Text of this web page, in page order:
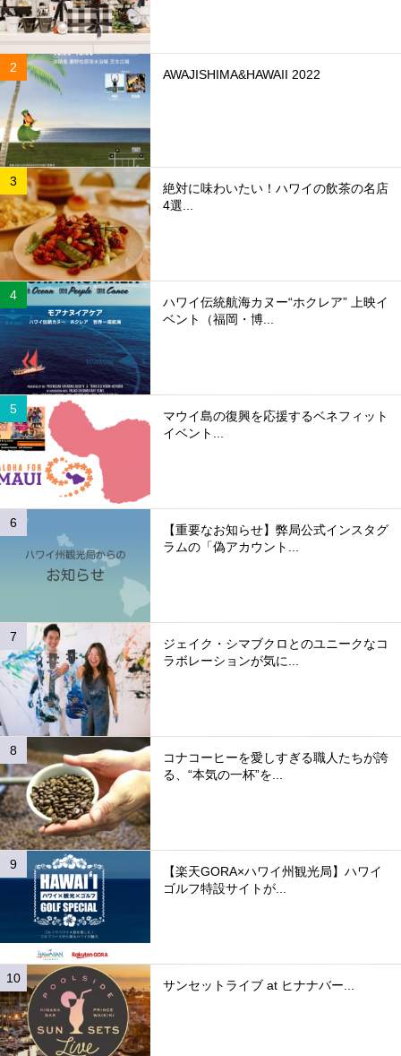
AWAJISHIMA&HAWAII 2022
絶対に味わいたい！ハワイの飲茶の名店
4選...
ハワイ伝統航海カヌー“ホクレア” 上映イ
ベント（福岡・博...
マウイ島の復興を応援するベネフィット
イベント...
【重要なお知らせ】弊局公式インスタグ
ラムの「偽アカウント...
ジェイク・シマブクロとのユニークなコ
ラボレーションが気に...
コナコーヒーを愛しすぎる職人たちが誇
る、“本気の一杯”を...
【楽天GORA×ハワイ州観光局】ハワイ
ゴルフ特設サイトが...
サンセットライブ at ヒナナバー...